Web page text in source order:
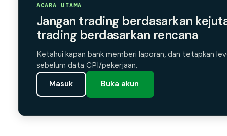
ACARA UTAMA
Jangan trading berdasarkan
trading berdasarkan rencana
Ketahui kapan bank memberi laporan, dan tetapkan
sebelum data CPI/pekerjaan.
Masuk Buka akun